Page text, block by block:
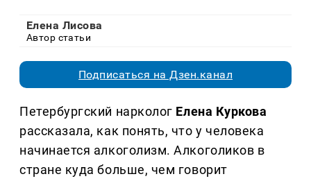
Елена Лисова
Автор статьи
Подписаться на Дзен.канал
Петербургский нарколог Елена Куркова
рассказала, как понять, что у человека
начинается алкоголизм. Алкоголиков в
стране куда больше, чем говорит